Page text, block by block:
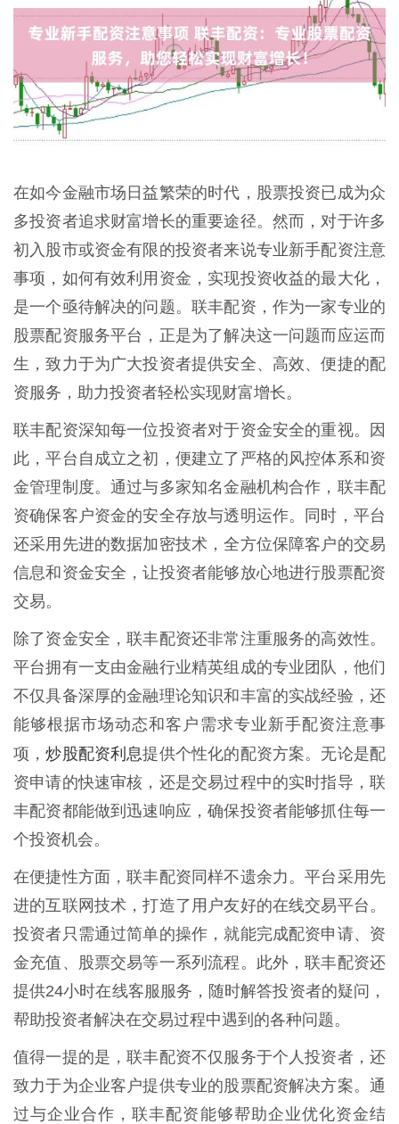
在如今金融市场日益繁荣的时代，股票投资已成为众
多投资者追求财富增长的重要途径。然而，对于许多
初入股市或资金有限的投资者来说专业新手配资注意
事项，如何有效利用资金，实现投资收益的最大化，
是一个亟待解决的问题。联丰配资，作为一家专业的
股票配资服务平台，正是为了解决这一问题而应运而
生，致力于为广大投资者提供安全、高效、便捷的配
资服务，助力投资者轻松实现财富增长。
联丰配资深知每一位投资者对于资金安全的重视。因
此，平台自成立之初，便建立了严格的风控体系和资
金管理制度。通过与多家知名金融机构合作，联丰配
资确保客户资金的安全存放与透明运作。同时，平台
还采用先进的数据加密技术，全方位保障客户的交易
信息和资金安全，让投资者能够放心地进行股票配资
交易。
除了资金安全，联丰配资还非常注重服务的高效性。
平台拥有一支由金融行业精英组成的专业团队，他们
不仅具备深厚的金融理论知识和丰富的实战经验，还
能够根据市场动态和客户需求专业新手配资注意事
项，炒股配资利息提供个性化的配资方案。无论是配
资申请的快速审核，还是交易过程中的实时指导，联
丰配资都能做到迅速响应，确保投资者能够抓住每一
个投资机会。
在便捷性方面，联丰配资同样不遗余力。平台采用先
进的互联网技术，打造了用户友好的在线交易平台。
投资者只需通过简单的操作，就能完成配资申请、资
金充值、股票交易等一系列流程。此外，联丰配资还
提供24小时在线客服服务，随时解答投资者的疑问，
帮助投资者解决在交易过程中遇到的各种问题。
值得一提的是，联丰配资不仅服务于个人投资者，还
致力于为企业客户提供专业的股票配资解决方案。通
过与企业合作，联丰配资能够帮助企业优化资金结